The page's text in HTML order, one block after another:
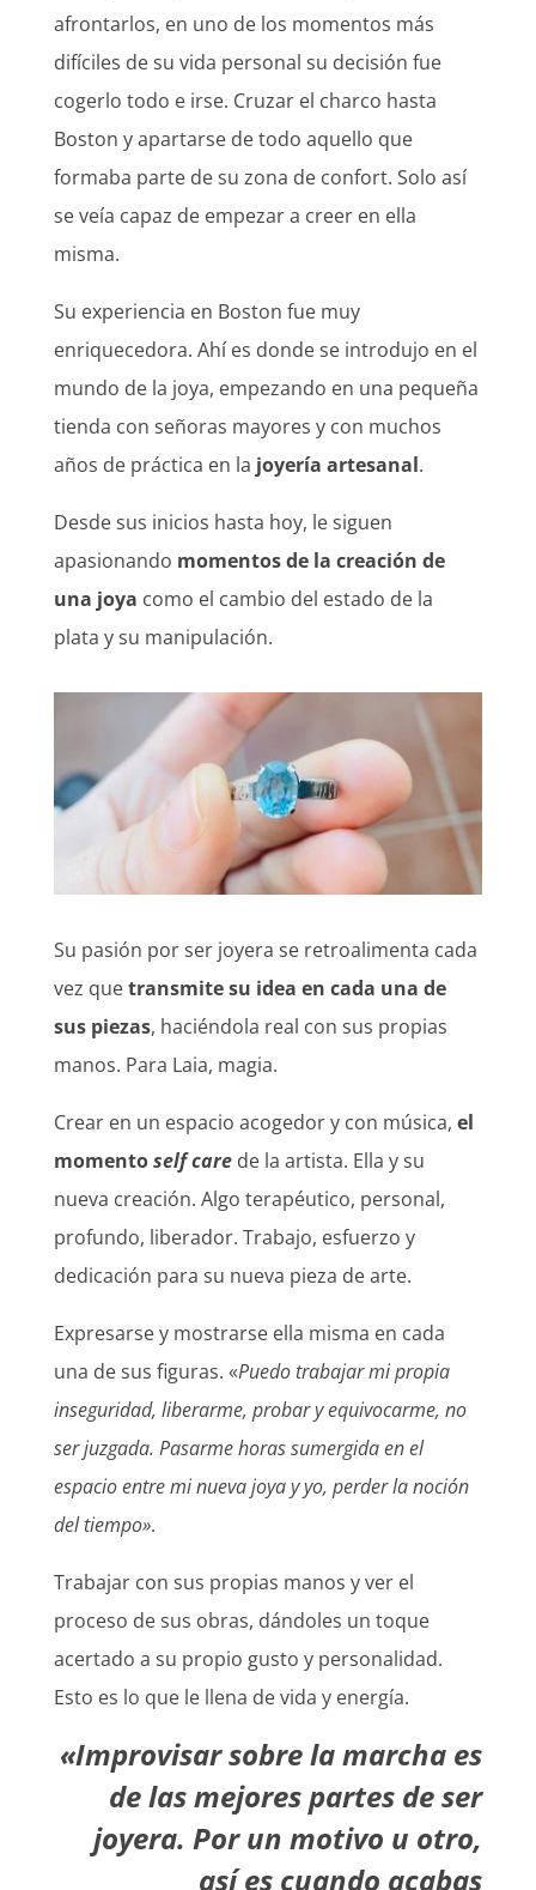
afrontarlos, en uno de los momentos más
difíciles de su vida personal su decisión fue
cogerlo todo e irse. Cruzar el charco hasta
Boston y apartarse de todo aquello que
formaba parte de su zona de confort. Solo así
se veía capaz de empezar a creer en ella
misma.
Su experiencia en Boston fue muy
enriquecedora. Ahí es donde se introdujo en el
mundo de la joya, empezando en una pequeña
tienda con señoras mayores y con muchos
años de práctica en la joyería artesanal.
Desde sus inicios hasta hoy, le siguen
apasionando momentos de la creación de
una joya como el cambio del estado de la
plata y su manipulación.
Su pasión por ser joyera se retroalimenta cada
vez quetransmite su idea en cada una de
sus piezas, haciéndola real con sus propias
manos. Para Laia, magia.
Crear en un espacio acogedor y con música, el
momentoself carede la artista. Ella y su
nueva creación. Algo terapéutico, personal,
profundo, liberador. Trabajo, esfuerzo y
dedicación para su nueva pieza de arte.
Expresarse y mostrarse ella misma en cada
una de sus figuras. «Puedo trabajar mi propia
inseguridad, liberarme, probar y equivocarme, no
ser juzgada. Pasarme horas sumergida en el
espacio entre mi nueva joya y yo, perder la noción
del tiempo».
Trabajar con sus propias manos y ver el
proceso de sus obras, dándoles un toque
acertado a su propio gusto y personalidad.
Esto es lo que le llena de vida y energía.
«Improvisarsobre la marcha es
de las mejores partes de ser
joyera. Por un motivo u otro,
así es cuando acabas